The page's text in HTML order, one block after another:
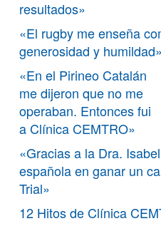
resultados»
«El rugby me enseña
generosidad y humildad»
«En el Pirineo Catalán
me dijeron que no me
operaban. Entonces fui
a Clínica CEMTRO»
«Gracias a la Dra.
española en ganar un
Trial»
12 Hitos de Clínica